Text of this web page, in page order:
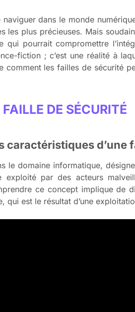
dans le monde
les plus précieuses. Mais
qui pourrait compromettre
fiction ; c’est une réalité à
comment les failles de sécurité
DE SÉCURITÉ
caractéristiques d’une
le domaine informatique,
exploité par des acteurs
ce concept implique de
qui est le résultat d’une